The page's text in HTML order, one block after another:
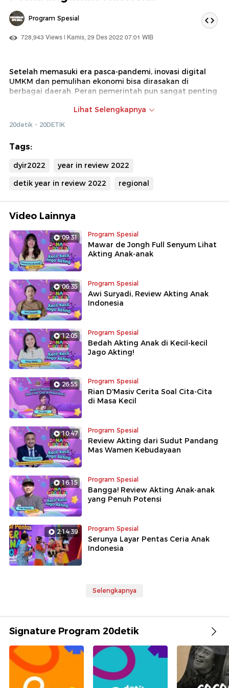
Program Spesial
728,943 Views | Kamis, 29 Des 2022 07:01 WIB
Setelah memasuki era pasca-pandemi, inovasi digital
UMKM dan pemulihan ekonomi bisa dirasakan di
berbagai daerah. Peran pemerintah pun sangat penting
tumbuh setelah diguncang badai COVID-19 beberapa
waktu lalu.
Download report Year in Review
Lihat Selengkapnya
20detik - 20DETIK
Tags:
dyir2022
year in review 2022
detik year in review 2022
regional
Video Lainnya
09:31 Program Spesial
Mawar de Jongh Full Senyum Lihat
Akting Anak-anak
06:35 Program Spesial
Awi Suryadi, Review Akting Anak
Indonesia
12:05 Program Spesial
Bedah Akting Anak di Kecil-kecil
Jago Akting!
26:55 Program Spesial
Rian D'Masiv Cerita Soal Cita-Cita
di Masa Kecil
10:47 Program Spesial
Review Akting dari Sudut Pandang
Mas Wamen Kebudayaan
16:15 Program Spesial
Bangga! Review Akting Anak-anak
yang Penuh Potensi
2:14:39 Program Spesial
Serunya Layar Pentas Ceria Anak
Indonesia
Selengkapnya
Signature Program 20detik